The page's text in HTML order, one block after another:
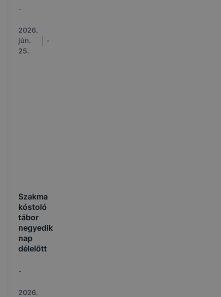
-
2026.
jún.
25.
-
Szakma
kóstoló
tábor
negyedik
nap
délelőtt
-
2026.